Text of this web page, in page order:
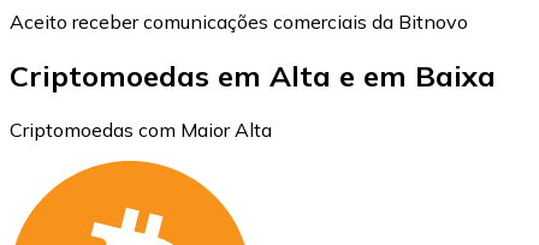
Aceito receber comunicações comerciais da Bitnovo
Criptomoedas em Alta e em Baixa
Criptomoedas com Maior Alta